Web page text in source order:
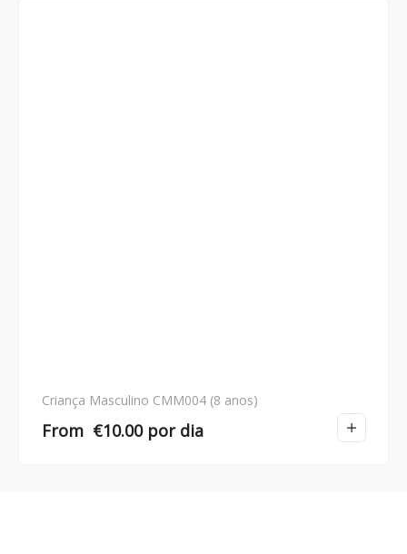
Criança Masculino CMM004 (8 anos)
From €10.00por dia